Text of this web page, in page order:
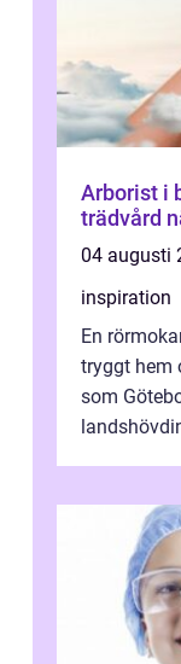
Arborist i bromma
trädvård
04 augusti
inspiration
En
tryggt hem
som